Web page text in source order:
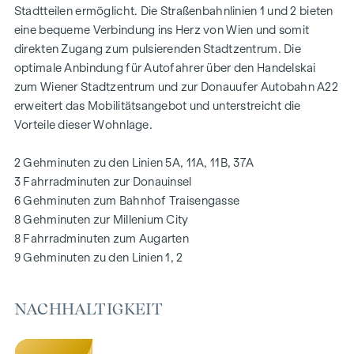
AUSSTATTUNG
Eichenparkettböden
Stilvolle Markenfliesen
Außenliegender, elektrischer Sonnenschutz
Klimaanlage im DG
Photovoltaikanlage am Dach
Digitale Gegensprechanlage und
schwarzes Brett über Handyapp
Smarte Hausverwaltungs-App „puck“
HIGHLIGHTS
Gärten, Balkone, Loggien, Dachterrassen
166 Tiefgaragenstellplätze
Stadtteilen ermöglicht. Die Straßenbahnlinien 1 und 2 bieten
eine bequeme Verbindung ins Herz von Wien und somit
direkten Zugang zum pulsierenden Stadtzentrum. Die
optimale Anbindung für Autofahrer über den Handelskai
zum Wiener Stadtzentrum und zur Donauufer Autobahn A22
erweitert das Mobilitätsangebot und unterstreicht die
Vorteile dieser Wohnlage.
2 Gehminuten zu den Linien 5A, 11A, 11B, 37A
3 Fahrradminuten zur Donauinsel
6 Gehminuten zum Bahnhof Traisengasse
8 Gehminuten zur Millenium City
8 Fahrradminuten zum Augarten
9 Gehminuten zu den Linien 1, 2
NACHHALTIGKEIT